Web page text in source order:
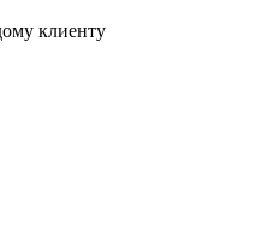
клиенту